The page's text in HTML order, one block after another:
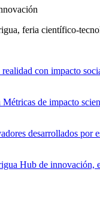
feria científico-
con impacto
Métricas de impacto
desarrollados por
Hub de innovación,